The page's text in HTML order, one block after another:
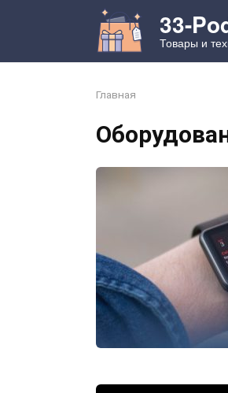
33-
Товары и
Главная